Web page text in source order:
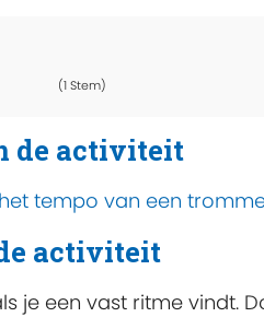
(1 Stem)
de activiteit
tempo van een
activiteit
je een vast ritme vindt.